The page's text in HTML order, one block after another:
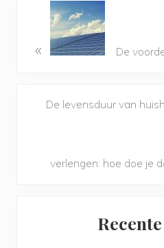
« De
De levensduur van
verlengen: hoe doe je